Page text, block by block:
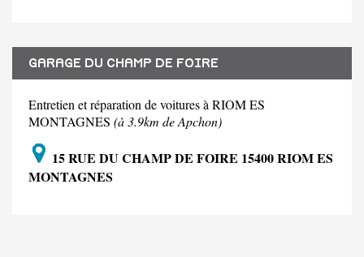
GARAGE DU CHAMP DE FOIRE
Entretien et réparation de voitures à RIOM ES
MONTAGNES (à 3.9km de Apchon)
15 RUE DU CHAMP DE FOIRE 15400 RIOM ES
MONTAGNES